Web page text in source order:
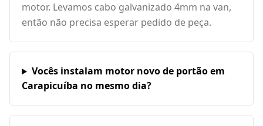
motor. Levamos cabo galvanizado 4mm na van,
então não precisa esperar pedido de peça.
Vocês instalam motor novo de portão em
Carapicuíba no mesmo dia?